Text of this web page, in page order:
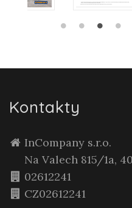
Kontakty
InCompany s.r.o.
Na Valech 815/1a,
02612241
CZ02612241